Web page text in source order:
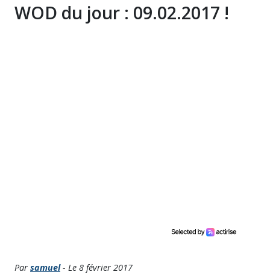
WOD du jour : 09.02.2017 !
Par samuel- Le 8 février 2017